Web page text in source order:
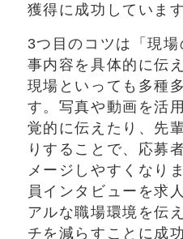
獲得に成功しています
3つ目のコツは「現
事内容を具体的に伝
現場といっても多種
す。写真や動画を活
覚的に伝えたり、先
りすることで、応募
メージしやすくなり
員インタビューを求
アルな職場環境を伝
チを減らすことに成